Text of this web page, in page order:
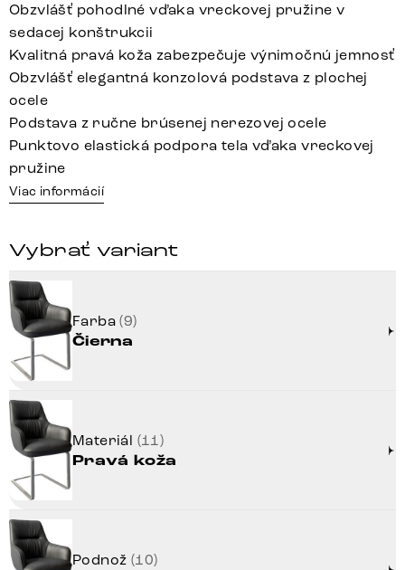
Obzvlášť pohodlné vďaka vreckovej pružine v
sedacej konštrukcii
Kvalitná pravá koža zabezpečuje výnimočnú jemnosť
Obzvlášť elegantná konzolová podstava z plochej
ocele
Podstava z ručne brúsenej nerezovej ocele
Punktovo elastická podpora tela vďaka vreckovej
pružine
Viac informácií
Vybrať variant
Farba(9)
Čierna
Materiál (11)
Pravá koža
Podnož (10)